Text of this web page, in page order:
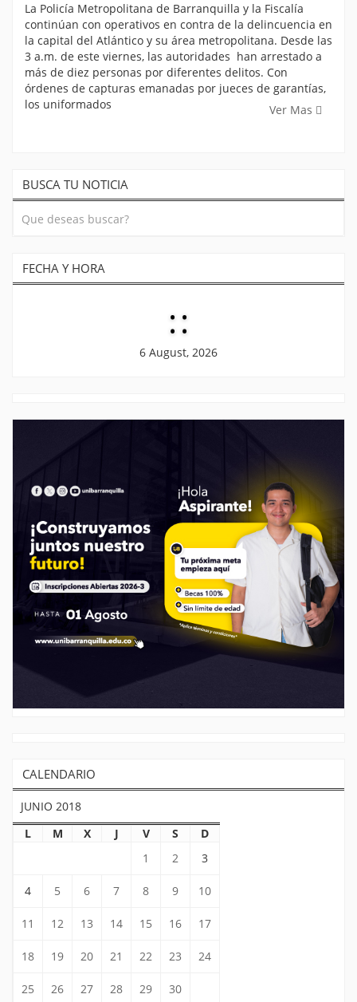
La Policía Metropolitana de Barranquilla y la Fiscalía
continúan con operativos en contra de la delincuencia en
la capital del Atlántico y su área metropolitana. Desde las
3 a.m. de este viernes, las autoridades han arrestado a
más de diez personas por diferentes delitos. Con
órdenes de capturas emanadas por jueces de garantías,
los uniformados
Ver Mas
BUSCA TU NOTICIA
FECHA Y HORA
::
6 August, 2026
CALENDARIO
JUNIO 2018
L
M X J V S
D
1
2 3
4 5 6 7 8 9 10
11 12 13 14 15 16 17
18 19 20 21 22 23 24
25 26 27 28 29 30